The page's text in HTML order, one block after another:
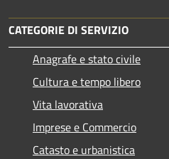
CATEGORIE DI SERVIZIO
Anagrafe e stato civile
Cultura e tempo libero
Vita lavorativa
Imprese e Commercio
Catasto e urbanistica